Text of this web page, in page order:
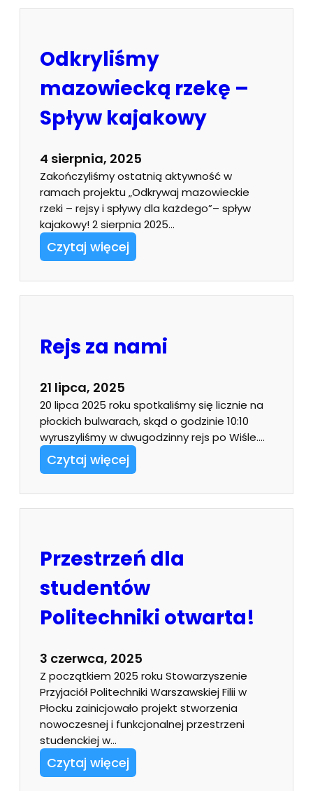
Odkryliśmy
mazowiecką rzekę –
Spływ kajakowy
4 sierpnia, 2025
Zakończyliśmy ostatnią aktywność w
ramach projektu „Odkrywaj mazowieckie
rzeki – rejsy i spływy dla każdego”– spływ
kajakowy! 2 sierpnia 2025…
Czytaj więcej
Rejs za nami
21 lipca, 2025
20 lipca 2025 roku spotkaliśmy się licznie na
płockich bulwarach, skąd o godzinie 10:10
wyruszyliśmy w dwugodzinny rejs po Wiśle.…
Czytaj więcej
Przestrzeń dla
studentów
Politechniki otwarta!
3 czerwca, 2025
Z początkiem 2025 roku Stowarzyszenie
Przyjaciół Politechniki Warszawskiej Filii w
Płocku zainicjowało projekt stworzenia
nowoczesnej i funkcjonalnej przestrzeni
studenckiej w…
Czytaj więcej